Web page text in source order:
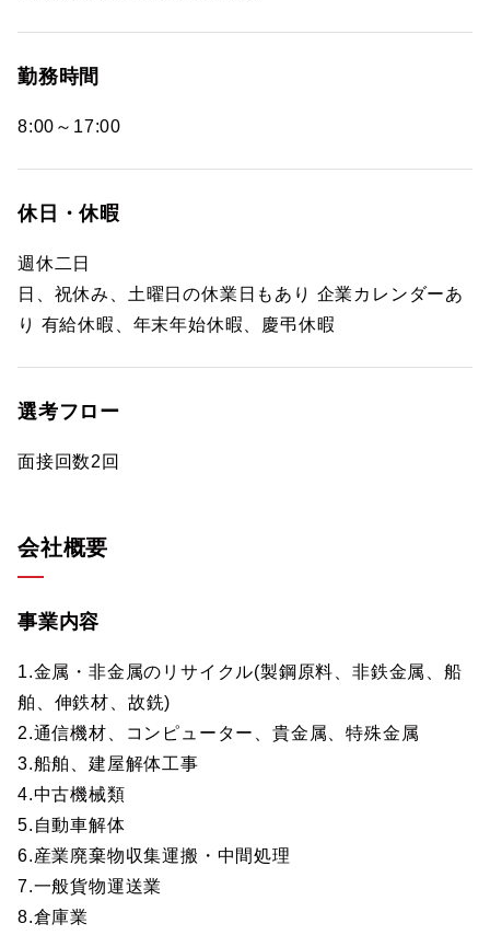
勤務時間
8:00～17:00
休日・休暇
週休二日
日、祝休み、土曜日の休業日もあり 企業カレンダーあ
り 有給休暇、年末年始休暇、慶弔休暇
選考フロー
面接回数2回
会社概要
事業内容
1.金属・非金属のリサイクル(製鋼原料、非鉄金属、船
舶、伸鉄材、故銑)
2.通信機材、コンピューター、貴金属、特殊金属
3.船舶、建屋解体工事
4.中古機械類
5.自動車解体
6.産業廃棄物収集運搬・中間処理
7.一般貨物運送業
8.倉庫業